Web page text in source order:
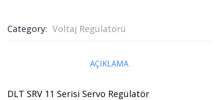
Category: Voltaj Regülatörü
AÇIKLAMA
DLT SRV 11 Serisi Servo Regülatör